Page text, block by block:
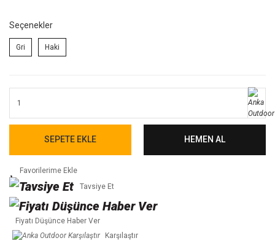
Seçenekler
Gri Haki
SEPETE EKLE HEMEN AL
Tavsiye Et
Fiyatı Düşünce Haber Ver
Karşılaştır